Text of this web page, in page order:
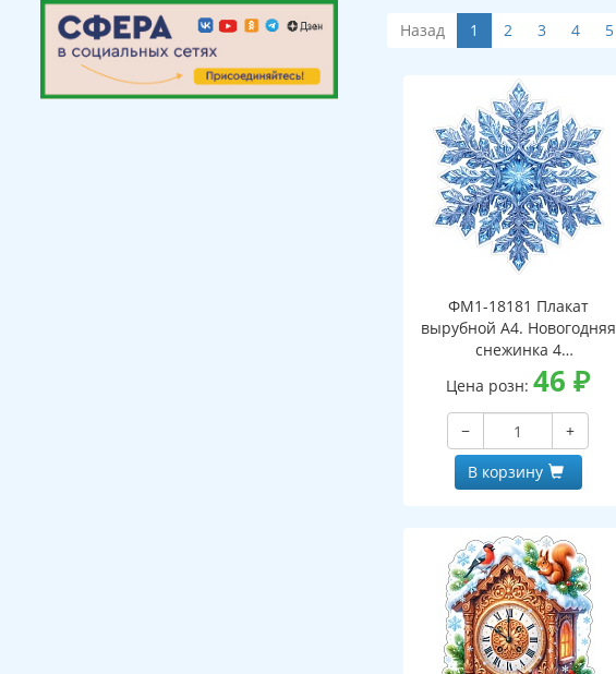
Назад 1 2 3 4 5
ФМ1-18181 Плакат
вырубной А4. Новогодняя
снежинка 4
(двухсторонний, ВД-лак)
Цена розн:46₽
−
+
В корзину